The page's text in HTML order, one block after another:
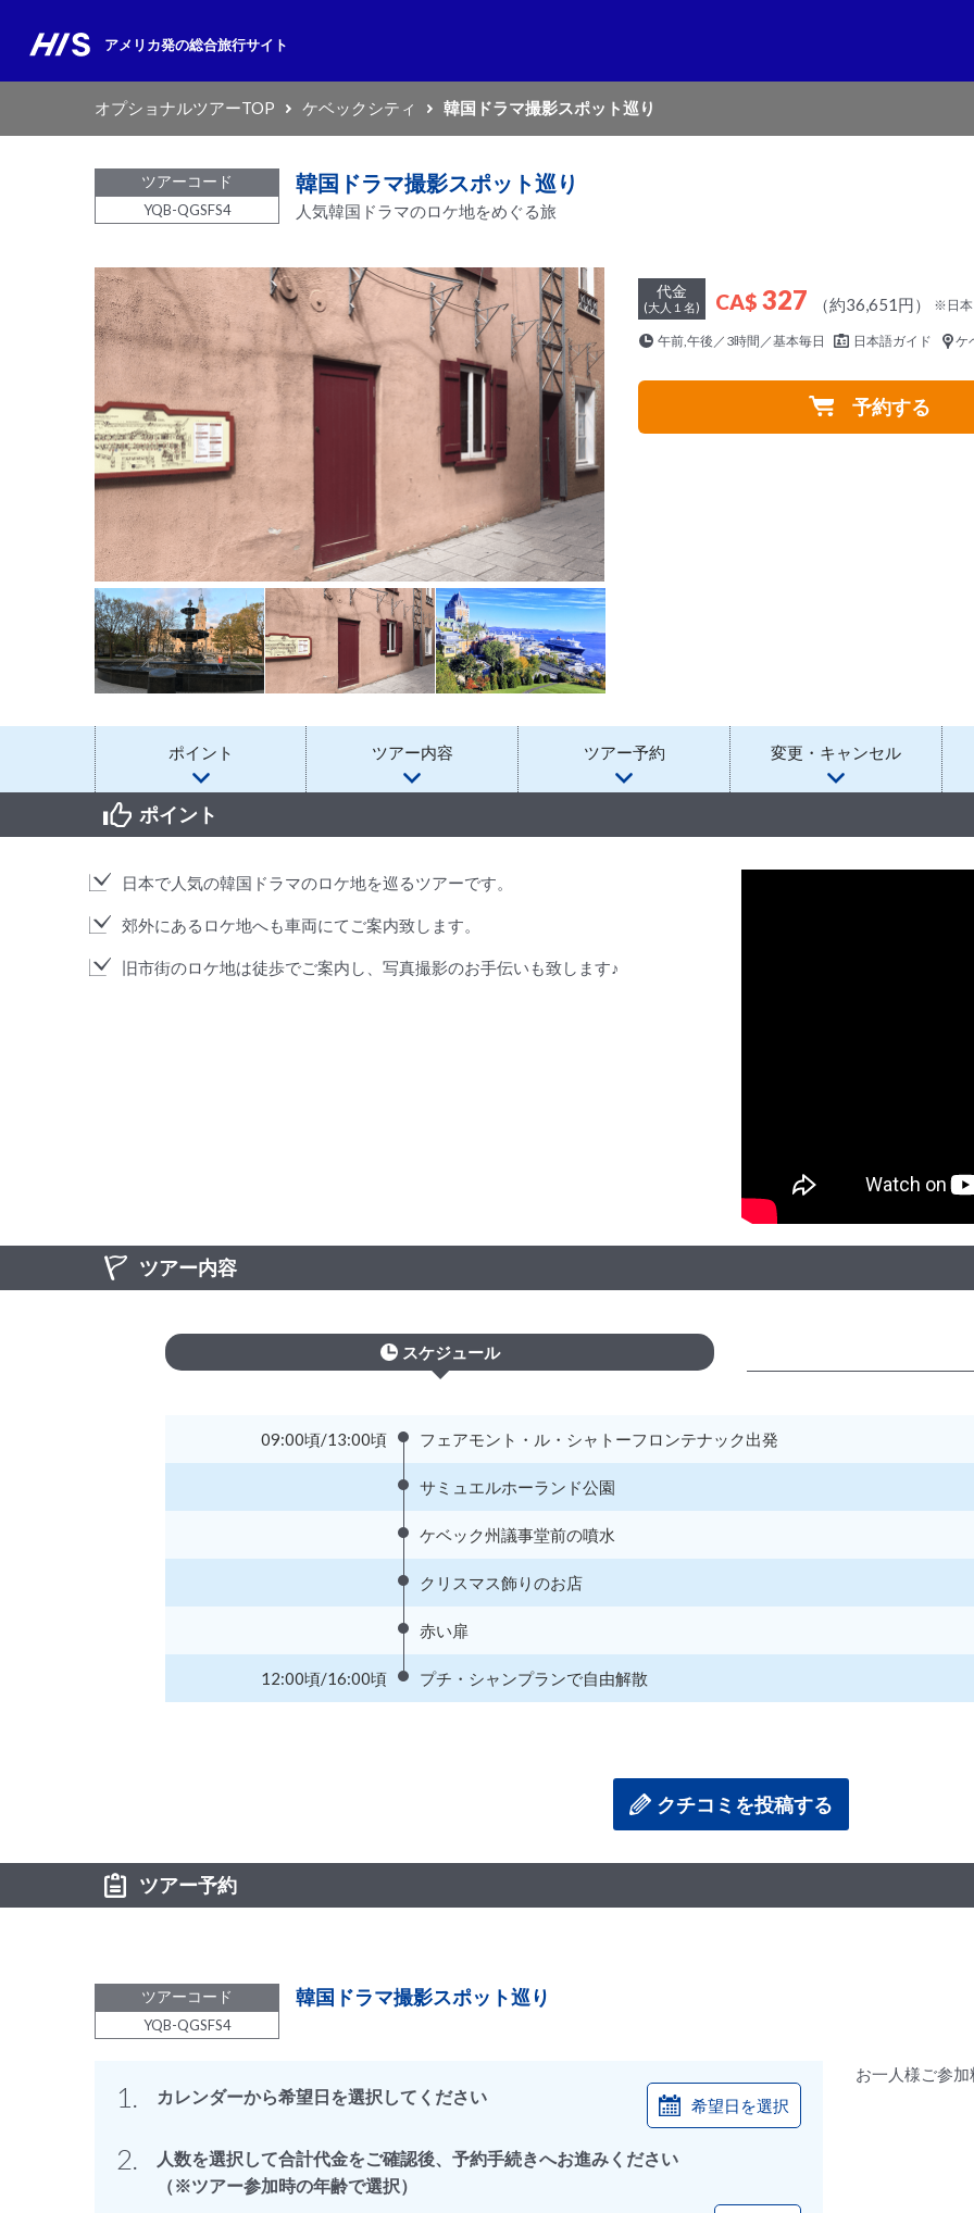
アメリカ発の総合旅行サイト
オプショナルツアーTOP ケベックシティ 韓国ドラマ撮影スポット巡り
ツアーコード
YQB-QGSFS4
韓国ドラマ撮影スポット巡り
人気韓国ドラマのロケ地をめぐる旅
代金
(大人１名) CA$ 327 （約36,651円） ※日本
午前,午後／3時間／基本毎日 日本語ガイド ケ
予約する
ポイント ツアー内容 ツアー予約 変更・キャンセル
ポイント
日本で人気の韓国ドラマのロケ地を巡るツアーです。
郊外にあるロケ地へも車両にてご案内致します。
旧市街のロケ地は徒歩でご案内し、写真撮影のお手伝いも致します♪
ツアー内容
スケジュール
09:00頃/13:00頃 フェアモント・ル・シャトーフロンテナック出発
サミュエルホーランド公園
ケベック州議事堂前の噴水
クリスマス飾りのお店
赤い扉
12:00頃/16:00頃 プチ・シャンプランで自由解散
クチコミを投稿する
ツアー予約
ツアーコード
YQB-QGSFS4
韓国ドラマ撮影スポット巡り
1. カレンダーから希望日を選択してください 希望日を選択
2.
人数を選択して合計代金をご確認後、予約手続きへお進みください
（※ツアー参加時の年齢で選択）
お一人様ご参